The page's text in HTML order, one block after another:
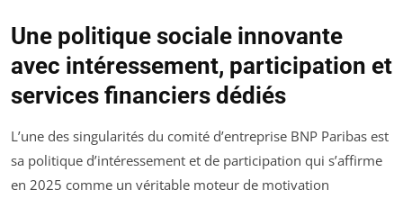
Une politique sociale innovante
avec intéressement, participation et
services financiers dédiés
L’une des singularités du comité d’entreprise BNP Paribas est
sa politique d’intéressement et de participation qui s’affirme
en 2025 comme un véritable moteur de motivation